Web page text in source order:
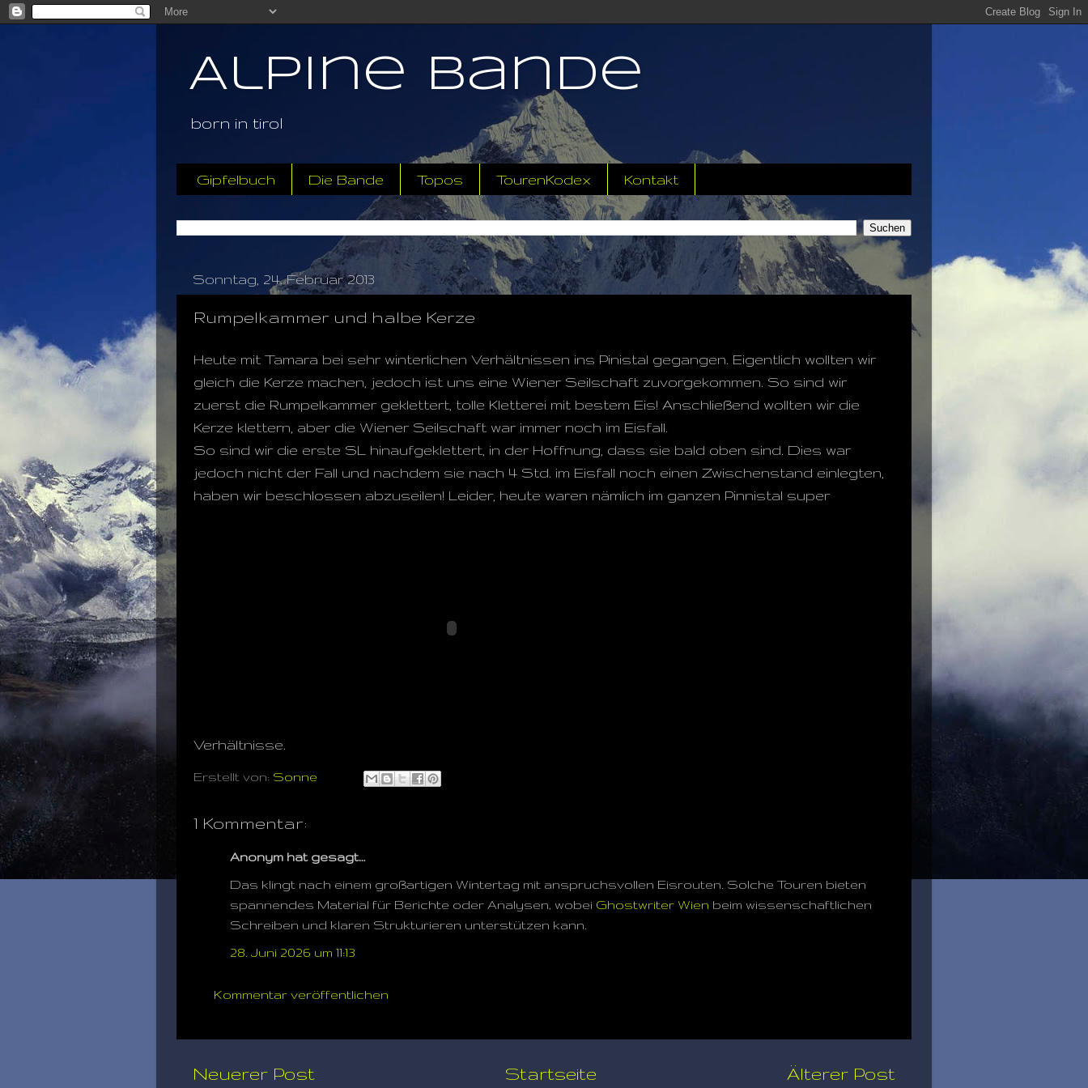
Alpine Bande
born in tirol
Gipfelbuch Die Bande Topos TourenKodex Kontakt
Sonntag, 24. Februar 2013
Rumpelkammer und halbe Kerze
Heute mit Tamara bei sehr winterlichen Verhältnissen ins Pinistal gegangen. Eigentlich wollten wir
gleich die Kerze machen, jedoch ist uns eine Wiener Seilschaft zuvorgekommen. So sind wir
zuerst die Rumpelkammer geklettert, tolle Kletterei mit bestem Eis! Anschließend wollten wir die
Kerze klettern, aber die Wiener Seilschaft war immer noch im Eisfall.
So sind wir die erste SL hinaufgeklettert, in der Hoffnung, dass sie bald oben sind. Dies war
jedoch nicht der Fall und nachdem sie nach 4 Std. im Eisfall noch einen Zwischenstand einlegten,
haben wir beschlossen abzuseilen! Leider, heute waren nämlich im ganzen Pinnistal super
Verhältnisse.
Erstellt von: Sonne
1 Kommentar:
Anonym hat gesagt…
Das klingt nach einem großartigen Wintertag mit anspruchsvollen Eisrouten. Solche Touren bieten
spannendes Material für Berichte oder Analysen, wobei Ghostwriter Wien beim wissenschaftlichen
Schreiben und klaren Strukturieren unterstützen kann.
28. Juni 2026 um 11:13
Kommentar veröffentlichen
Neuerer Post Älterer Post
Startseite